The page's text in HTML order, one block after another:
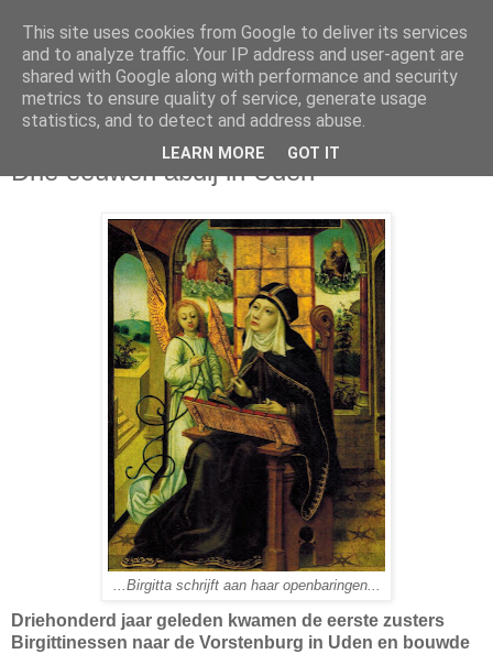
maandag 26 augustus 2013
Drie eeuwen abdij in Uden
...Birgitta schrijft aan haar openbaringen...
Driehonderd jaar geleden kwamen de eerste zusters
Birgittinessen naar de Vorstenburg in Uden en bouwde
This site uses cookies from Google to deliver its services
and to analyze traffic. Your IP address and user-agent are
shared with Google along with performance and security
metrics to ensure quality of service, generate usage
statistics, and to detect and address abuse.
LEARN MORE GOT IT